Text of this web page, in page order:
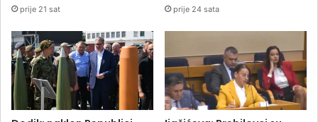
prije 21 sat prije 24 sata